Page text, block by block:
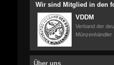
Wir sind Mitglied in den
VDDM
Verband der
Münzenhändler
Über uns